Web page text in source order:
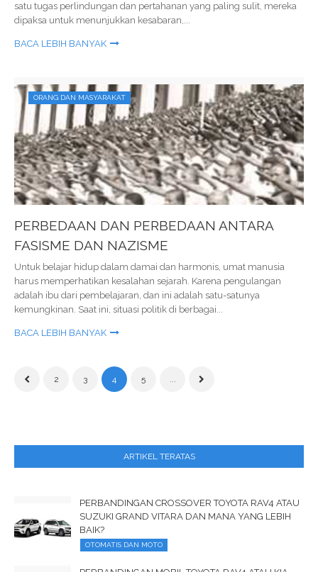
satu tugas perlindungan dan pertahanan yang paling sulit, mereka
dipaksa untuk menunjukkan kesabaran,...
BACA LEBIH BANYAK
ORANG DAN MASYARAKAT
PERBEDAAN DAN PERBEDAAN ANTARA
FASISME DAN NAZISME
Untuk belajar hidup dalam damai dan harmonis, umat manusia
harus memperhatikan kesalahan sejarah. Karena pengulangan
adalah ibu dari pembelajaran, dan ini adalah satu-satunya
kemungkinan. Saat ini, situasi politik di berbagai...
BACA LEBIH BANYAK
2 3 4 5 ...
ARTIKEL TERATAS
PERBANDINGAN CROSSOVER TOYOTA RAV4 ATAU
SUZUKI GRAND VITARA DAN MANA YANG LEBIH
BAIK?
OTOMATIS DAN MOTO